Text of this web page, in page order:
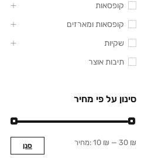
קופסאות
קופסאות ומארזים
שקיות
תיבות אוצר
סינון על פי מחיר
סנן מחיר: 10 ₪ — 30 ₪